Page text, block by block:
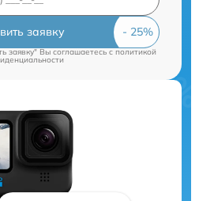
заявку
заявку" Вы соглашаетесь c политикой